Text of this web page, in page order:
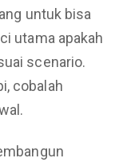
untuk bisa
utama apakah
scenario.
cobalah